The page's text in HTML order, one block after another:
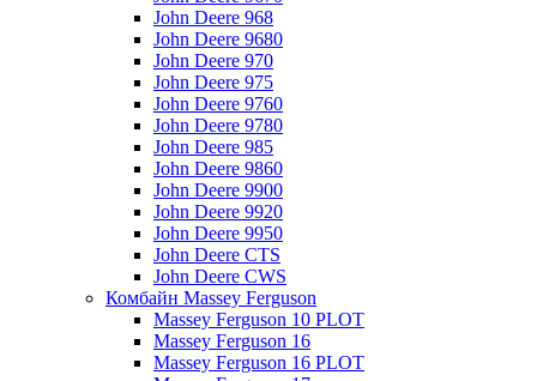
John Deere 968
John Deere 9680
John Deere 970
John Deere 975
John Deere 9760
John Deere 9780
John Deere 985
John Deere 9860
John Deere 9900
John Deere 9920
John Deere 9950
John Deere CTS
John Deere CWS
Комбайн Massey Ferguson
Massey Ferguson 10 PLOT
Massey Ferguson 16
Massey Ferguson 16 PLOT